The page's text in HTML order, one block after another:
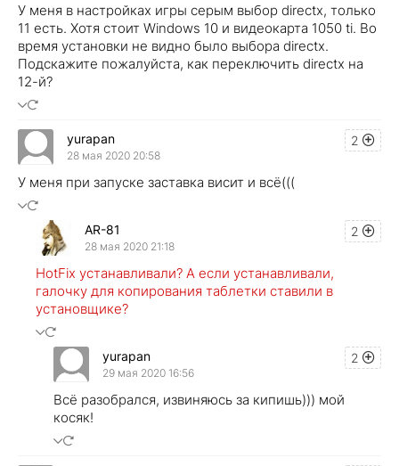
У меня в настройках игры серым выбор directx, только
11 есть. Хотя стоит Windows 10 и видеокарта 1050 ti. Во
время установки не видно было выбора directx.
Подскажите пожалуйста, как переключить directx на
12-й?
2
yurapan
28 мая 2020 20:58
У меня при запуске заставка висит и всё(((
2
AR-81
28 мая 2020 21:18
HotFix устанавливали? А если устанавливали,
галочку для копирования таблетки ставили в
установщике?
2
yurapan
29 мая 2020 16:56
Всё разобрался, извиняюсь за кипишь))) мой
косяк!